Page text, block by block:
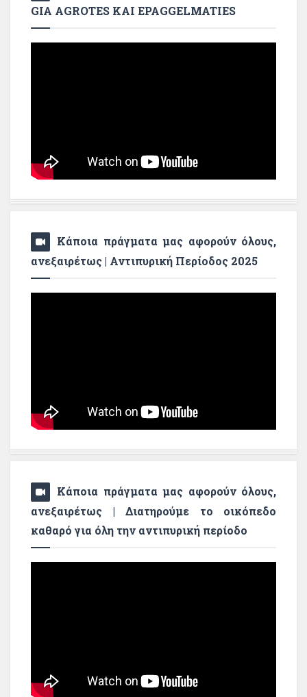
GIA AGROTES KAI EPAGGELMATIES
Κάποια πράγματα μας αφορούν όλους,
ανεξαιρέτως | Αντιπυρική Περίοδος 2025
Κάποια πράγματα μας αφορούν όλους,
ανεξαιρέτως | Διατηρούμε το οικόπεδο
καθαρό για όλη την αντιπυρική περίοδο